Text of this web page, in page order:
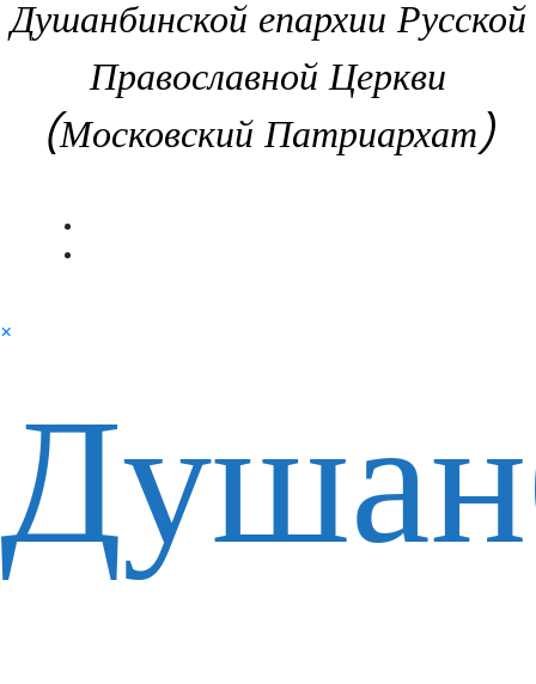
Душанбинской епархии Русской
Православной Церкви
(Московский Патриархат)
×